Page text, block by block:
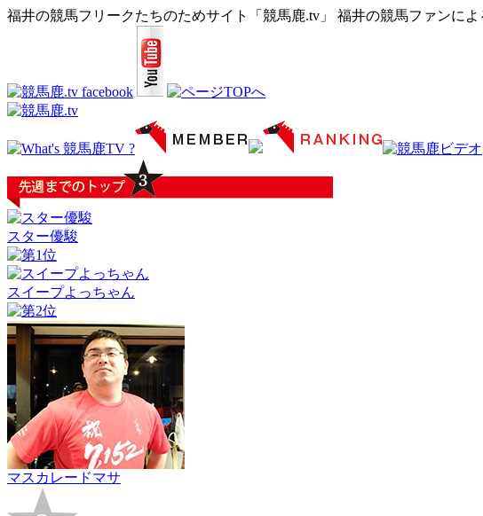
福井の競馬フリークたちのためサイト「競馬鹿.tv」 福井の競馬ファンによ
スター優駿
スイープよっちゃん
マスカレードマサ